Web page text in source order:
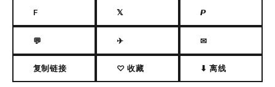
F 𝕏 𝙋
💬 ✈ ✉
复制链接 ♡ 收藏 ⬇ 离线